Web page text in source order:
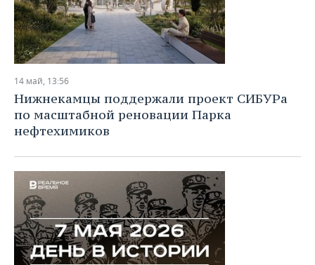
14 май, 13:56
Нижнекамцы поддержали проект СИБУРа
по масштабной реновации Парка
нефтехимиков